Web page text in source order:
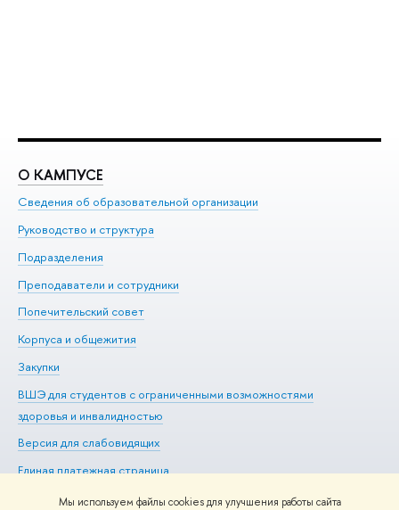
Мы используем файлы cookies для улучшения работы сайта
О КАМПУСЕ
Сведения об образовательной организации
Руководство и структура
Подразделения
Преподаватели и сотрудники
Попечительский совет
Корпуса и общежития
Закупки
ВШЭ для студентов с ограниченными возможностями
здоровья и инвалидностью
Версия для слабовидящих
Единая платежная страница